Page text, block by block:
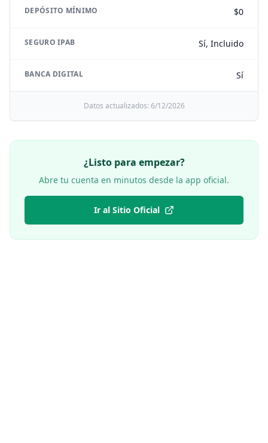
DEPÓSITO MÍNIMO $0
SEGURO IPAB Sí, Incluido
BANCA DIGITAL Sí
Datos actualizados: 6/12/2026
¿Listo para empezar?
Abre tu cuenta en minutos desde la app oficial.
Ir al Sitio Oficial